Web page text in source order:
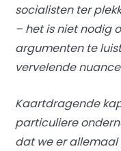
socialisten ter
– het is niet nodig
argumenten te
vervelende
Kaartdragende
particuliere
dat we er